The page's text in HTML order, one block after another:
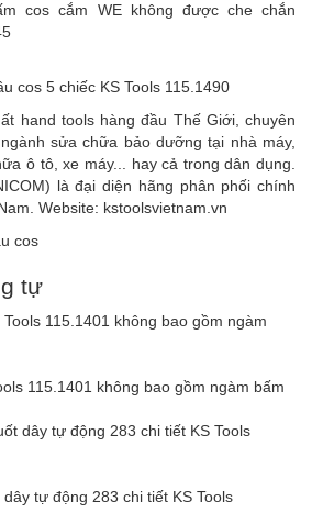
cos cắm WE không được che chắn
hand tools hàng đầu Thế Giới, chuyên
sửa chữa bảo dưỡng tại nhà máy,
ô tô, xe máy... hay cả trong dân dụng.
là đại diện hãng phân phối chính
Website: kstoolsvietnam.vn
cos
tự
115.1401 không bao gồm ngàm bấm
tự động 283 chi tiết KS Tools